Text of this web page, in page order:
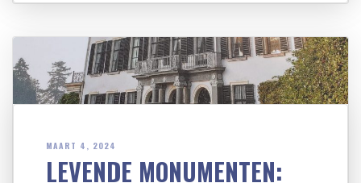
MAART 4, 2024
LEVENDE MONUMENTEN: